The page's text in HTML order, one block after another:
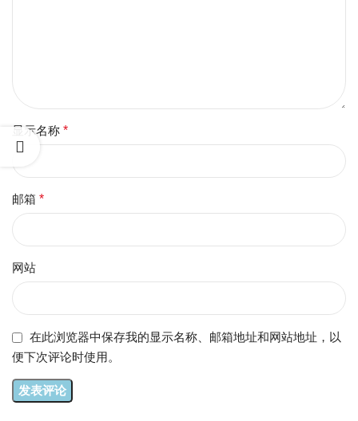
显示名称 *
邮箱 *
网站
在此浏览器中保存我的显示名称、邮箱地址和网站地址，以
便下次评论时使用。